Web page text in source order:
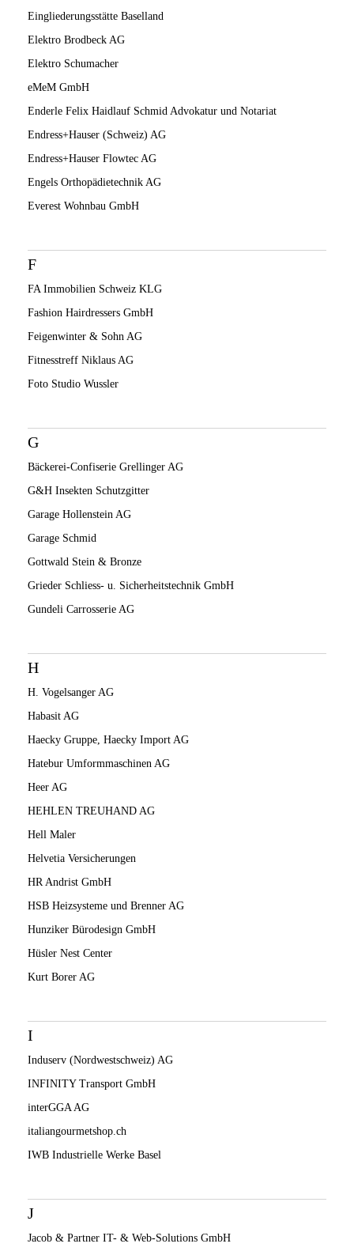
Eingliederungsstätte Baselland
Elektro Brodbeck AG
Elektro Schumacher
eMeM GmbH
Enderle Felix Haidlauf Schmid Advokatur und Notariat
Endress+Hauser (Schweiz) AG
Endress+Hauser Flowtec AG
Engels Orthopädietechnik AG
Everest Wohnbau GmbH
F
FA Immobilien Schweiz KLG
Fashion Hairdressers GmbH
Feigenwinter & Sohn AG
Fitnesstreff Niklaus AG
Foto Studio Wussler
G
Bäckerei-Confiserie Grellinger AG
G&H Insekten Schutzgitter
Garage Hollenstein AG
Garage Schmid
Gottwald Stein & Bronze
Grieder Schliess- u. Sicherheitstechnik GmbH
Gundeli Carrosserie AG
H
H. Vogelsanger AG
Habasit AG
Haecky Gruppe, Haecky Import AG
Hatebur Umformmaschinen AG
Heer AG
HEHLEN TREUHAND AG
Hell Maler
Helvetia Versicherungen
HR Andrist GmbH
HSB Heizsysteme und Brenner AG
Hunziker Bürodesign GmbH
Hüsler Nest Center
Kurt Borer AG
I
Induserv (Nordwestschweiz) AG
INFINITY Transport GmbH
interGGA AG
italiangourmetshop.ch
IWB Industrielle Werke Basel
J
Jacob & Partner IT- & Web-Solutions GmbH